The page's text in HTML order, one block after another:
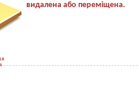
видалена або переміщена.